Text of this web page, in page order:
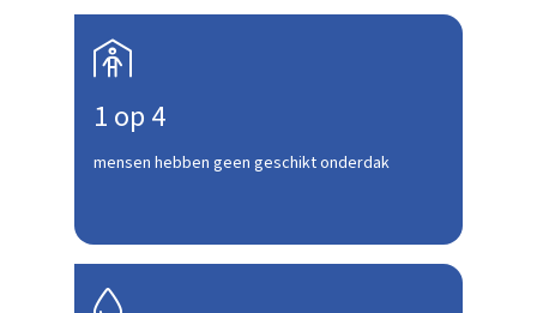

1 op 4
mensen hebben geen geschikt onderdak